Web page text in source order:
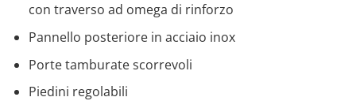
con traverso ad omega di rinforzo
Pannello posteriore in acciaio inox
Porte tamburate scorrevoli
Piedini regolabili